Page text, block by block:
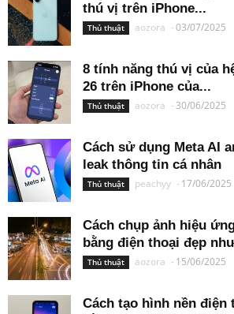
thú vị trên iPhone...
Thủ thuật aozora -03/07/2025
8 tính năng thú vị của
26 trên iPhone của...
Thủ thuật aozora - 30/06/2025
Cách sử dụng Meta AI
leak thông tin cá nhân
Thủ thuật peachyy - 17/06/2025
Cách chụp ảnh hiệu
bằng điện thoại đẹp
Thủ thuật aozora - 15/06/2025
Cách tạo hình nền điện